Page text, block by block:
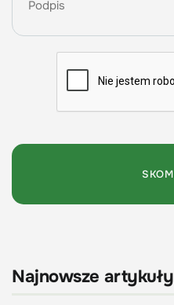
Najnowsze artykuły